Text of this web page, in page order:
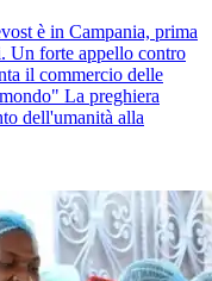
è in Campania, prima
Un forte appello contro
il commercio delle
La preghiera
dell'umanità alla